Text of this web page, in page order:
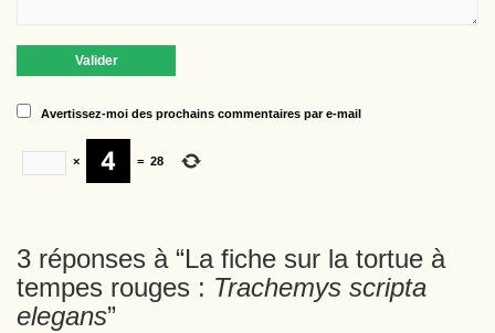
Avertissez-moi des prochains commentaires par e-mail
× = 28
3 réponses à “La fiche sur la tortue à
tempes rouges : Trachemys scripta
elegans”